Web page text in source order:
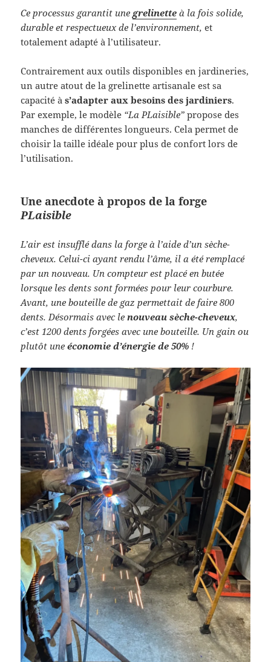
Ce processus garantit unegrelinette à la fois solide,
durable et respectueux de l’environnement,et
totalement adapté à l’utilisateur.
Contrairement aux outils disponibles en jardineries,
un autre atout de la grelinette artisanale est sa
capacité às’adapter aux besoins des jardiniers.
Par exemple, le modèle “La PLaisible” propose des
manches de différentes longueurs. Cela permet de
choisir la taille idéale pour plus de confort lors de
l’utilisation.
Une anecdote à propos de la forge
PLaisible
L’air est insufflé dans la forge à l’aide d’un sèche-
cheveux. Celui-ci ayant rendu l’âme, il a été remplacé
par un nouveau. Un compteur est placé en butée
lorsque les dents sont formées pour leur courbure.
Avant, une bouteille de gaz permettait de faire 800
dents. Désormais avec lenouveau sèche-cheveux,
c’est 1200 dents forgées avec une bouteille. Un gain ou
plutôt uneéconomie d’énergie de 50% !